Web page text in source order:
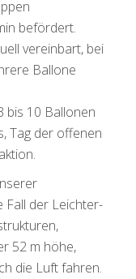
befördert.
vereinbart, bei
Ballone
bis 10 Ballonen
Tag der offenen
Fall der Leichter-
52 m höhe,
die Luft fahren.